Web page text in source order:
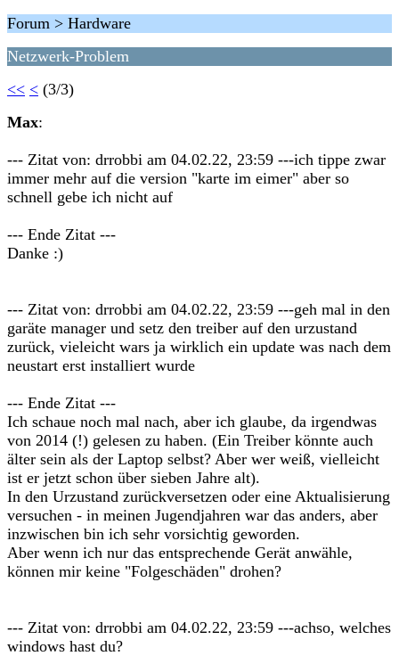
Forum > Hardware
Netzwerk-Problem
<< < (3/3)
Max:
--- Zitat von: drrobbi am 04.02.22, 23:59 ---ich tippe zwar
immer mehr auf die version "karte im eimer" aber so
schnell gebe ich nicht auf
--- Ende Zitat ---
Danke :)
--- Zitat von: drrobbi am 04.02.22, 23:59 ---geh mal in den
garäte manager und setz den treiber auf den urzustand
zurück, vieleicht wars ja wirklich ein update was nach dem
neustart erst installiert wurde
--- Ende Zitat ---
Ich schaue noch mal nach, aber ich glaube, da irgendwas
von 2014 (!) gelesen zu haben. (Ein Treiber könnte auch
älter sein als der Laptop selbst? Aber wer weiß, vielleicht
ist er jetzt schon über sieben Jahre alt).
In den Urzustand zurückversetzen oder eine Aktualisierung
versuchen - in meinen Jugendjahren war das anders, aber
inzwischen bin ich sehr vorsichtig geworden.
Aber wenn ich nur das entsprechende Gerät anwähle,
können mir keine "Folgeschäden" drohen?
--- Zitat von: drrobbi am 04.02.22, 23:59 ---achso, welches
windows hast du?